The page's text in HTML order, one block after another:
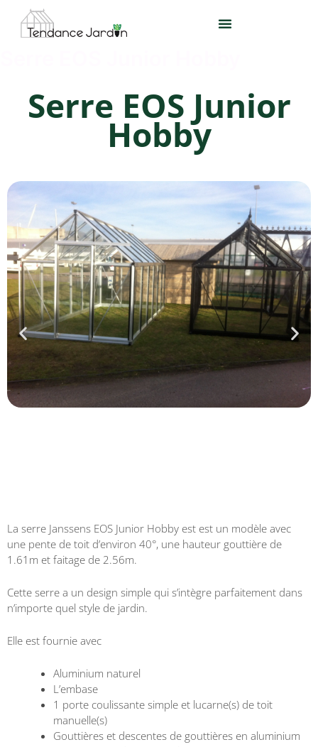
contenu
Serre EOS Junior
Hobby
La serre Janssens EOS Junior Hobby est est un modèle avec
une pente de toit d’environ 40°, une hauteur gouttière de
1.61m et faitage de 2.56m.
Cette serre a un design simple qui s’intègre parfaitement dans
n’importe quel style de jardin.
Elle est fournie avec
Aluminium naturel
L’embase
1 porte coulissante simple et lucarne(s) de toit
manuelle(s)
Gouttières et descentes de gouttières en aluminium